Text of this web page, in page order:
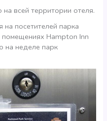
всей территории отеля.
посетителей парка
Hampton Inn
на неделе парк